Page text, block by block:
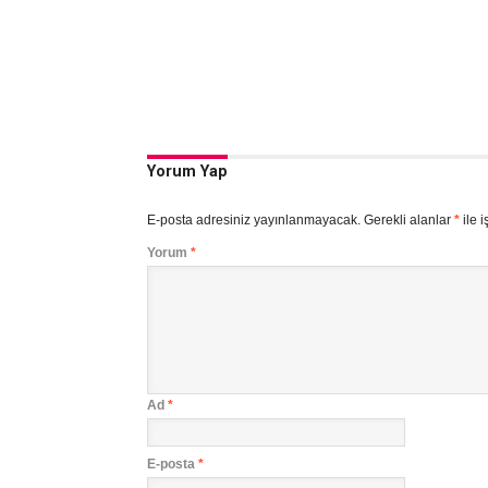
Yorum Yap
E-posta adresiniz yayınlanmayacak. Gerekli alanlar *ile
Yorum *
Ad *
E-posta *